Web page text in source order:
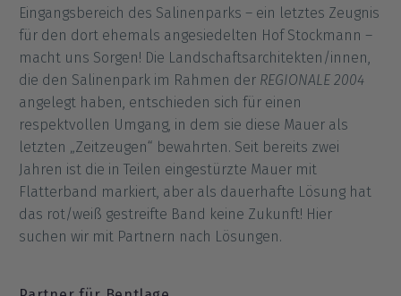
Eingangsbereich des Salinenparks – ein letztes Zeugnis
für den dort ehemals angesiedelten Hof Stockmann –
macht uns Sorgen! Die Landschaftsarchitekten/innen,
die den Salinenpark im Rahmen der REGIONALE 2004
angelegt haben, entschieden sich für einen
respektvollen Umgang, in dem sie diese Mauer als
letzten „Zeitzeugen“ bewahrten. Seit bereits zwei
Jahren ist die in Teilen eingestürzte Mauer mit
Flatterband markiert, aber als dauerhafte Lösung hat
das rot/weiß gestreifte Band keine Zukunft! Hier
suchen wir mit Partnern nach Lösungen.